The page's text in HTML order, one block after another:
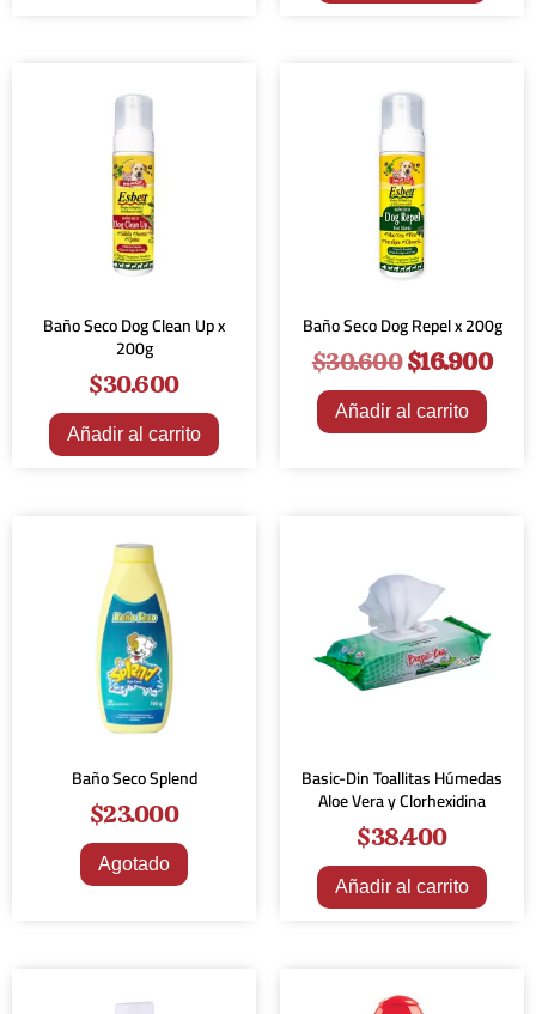
Baño Seco Dog Clean Up x
200g
$30.600
Añadir al carrito
Baño Seco Dog Repel x 200g
$30.600$16.900
Añadir al carrito
Baño Seco Splend
$23.000
Agotado
Basic-Din Toallitas Húmedas
Aloe Vera y Clorhexidina
$38.400
Añadir al carrito